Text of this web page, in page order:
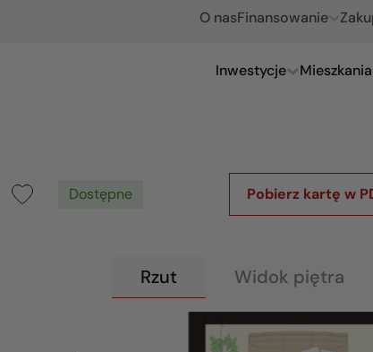
O nasFinansowanie
Inwestycje Mieszkania
Dostępne Pobierz kartę w
Rzut Widok piętra